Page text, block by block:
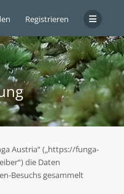
Registrieren
Austria“ („https://funga-
die Daten
Besuchs gesammelt